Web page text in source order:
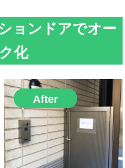
ョンドアでオー
化